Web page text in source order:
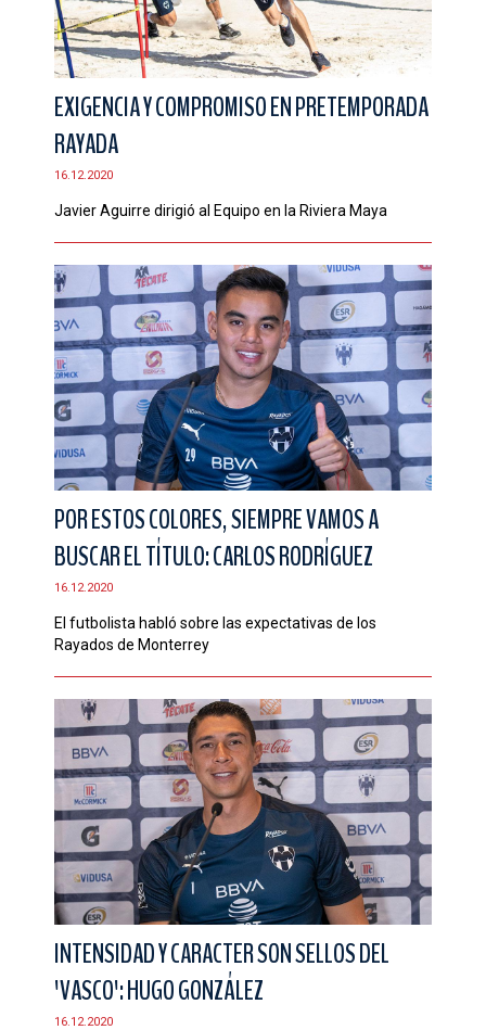
EXIGENCIA Y COMPROMISO EN PRETEMPORADA
RAYADA
16.12.2020
Javier Aguirre dirigió al Equipo en la Riviera Maya
POR ESTOS COLORES, SIEMPRE VAMOS A
BUSCAR EL TÍTULO: CARLOS RODRÍGUEZ
16.12.2020
El futbolista habló sobre las expectativas de los
Rayados de Monterrey
INTENSIDAD Y CARACTER SON SELLOS DEL
'VASCO': HUGO GONZÁLEZ
16.12.2020